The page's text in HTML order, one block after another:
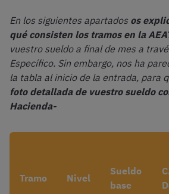
En los siguientes apartados os
qué consisten los tramos en la
vuestro sueldo a final de mes a
Específico. Sin embargo, nos ha
la tabla al inicio de la entrada, para
foto detallada de vuestro sueldo
Hacienda-
Tramo Nivel
Sueldo
base